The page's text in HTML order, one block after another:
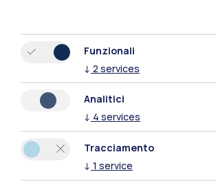
Polimi Community
Tutti i siti dell’ecosistema
Funzionali
↓ 2 services
Analitici
↓ 4 services
Tracciamento
↓ 1 service